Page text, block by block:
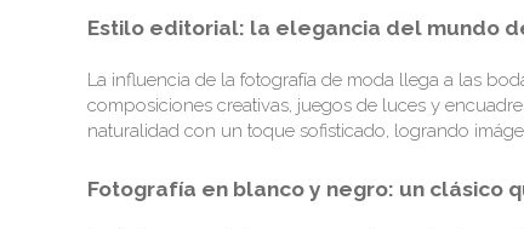
Estilo editorial: la elegancia del mundo
La influencia de la fotografía de moda llega a las
composiciones creativas, juegos de luces y
naturalidad con un toque sofisticado, logrando
Fotografía en blanco y negro: un clásico